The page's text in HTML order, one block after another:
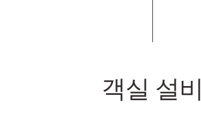
객실 설비